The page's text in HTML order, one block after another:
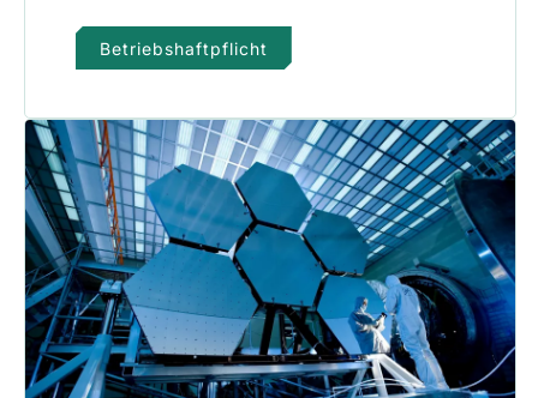
Betriebshaftpflicht